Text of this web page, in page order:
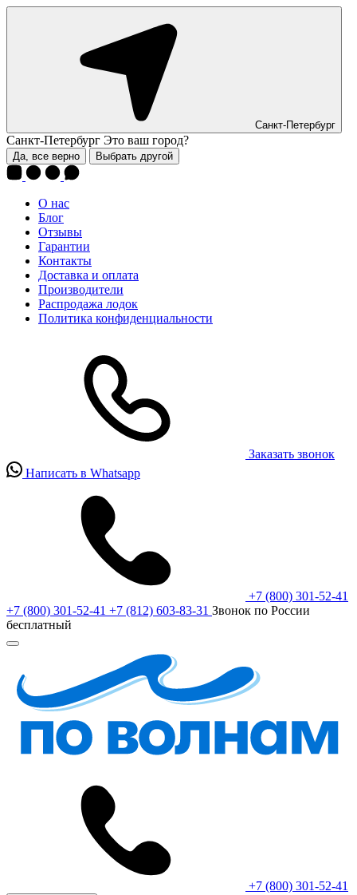
Санкт-Петербург
Санкт-Петербург Это ваш город?
Да, все верно Выбрать другой
О нас
Блог
Отзывы
Гарантии
Контакты
Доставка и оплата
Производители
Распродажа лодок
Политика конфиденциальности
Заказать звонок
Написать в Whatsapp
+7 (800) 301-52-41
+7 (800) 301-52-41 +7 (812) 603-83-31 Звонок по России
бесплатный
+7 (800) 301-52-41